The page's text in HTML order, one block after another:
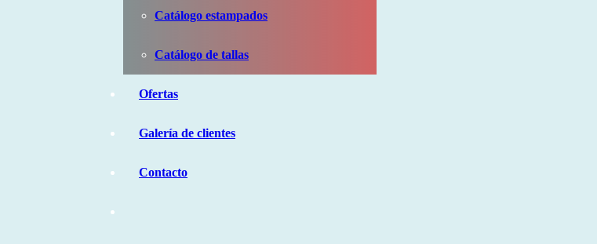
Catálogo estampados
Catálogo de tallas
Ofertas
Galería de clientes
Contacto